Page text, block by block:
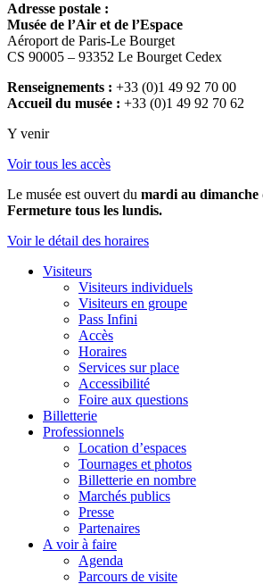
Adresse postale :
Musée de l’Air et de l’Espace
Aéroport de Paris-Le Bourget
CS 90005 – 93352 Le Bourget Cedex
Renseignements : +33 (0)1 49 92 70 00
Accueil du musée : +33 (0)1 49 92 70 62
Y venir
Voir tous les accès
Le musée est ouvert du mardi au dimanche
Fermeture tous les lundis.
Voir le détail des horaires
Visiteurs
Visiteurs individuels
Visiteurs en groupe
Pass Infini
Accès
Horaires
Services sur place
Accessibilité
Foire aux questions
Billetterie
Professionnels
Location d’espaces
Tournages et photos
Billetterie en nombre
Marchés publics
Presse
Partenaires
A voir à faire
Agenda
Parcours de visite